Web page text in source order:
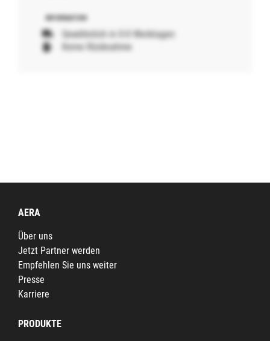
Gewöhnlich in 0-0 Werktagen
Keine Rücknahme
AERA
Über uns
Jetzt Partner werden
Empfehlen Sie uns weiter
Presse
Karriere
PRODUKTE